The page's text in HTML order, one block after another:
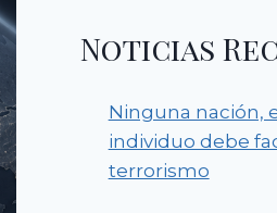
Noticias
Ninguna nación,
individuo debe
terrorismo